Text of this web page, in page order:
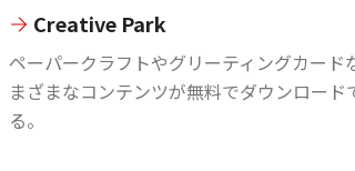
Creative Park
ペーパークラフトやグリーティングカード
まざまなコンテンツが無料でダウンロード
る。